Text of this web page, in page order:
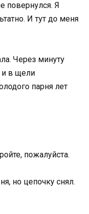
повернулся. Я
И тут до меня
Через минуту
и в щели
парня лет
пожалуйста.
но цепочку снял.